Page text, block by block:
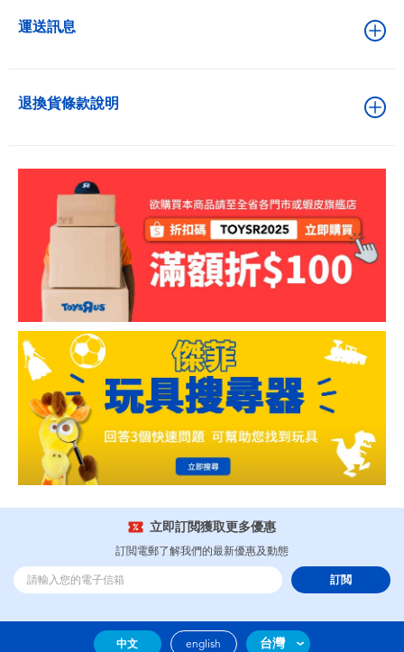
運送訊息
退換貨條款說明
立即訂閲獲取更多優惠
訂閲電郵了解我們的最新優惠及動態
訂閲
中文 english 台灣